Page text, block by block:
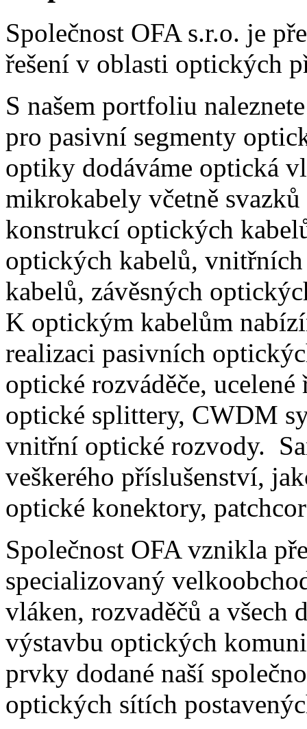
Společnost OFA s.r.o. je
řešení v oblasti optických
S našem portfoliu
pro pasivní segmenty
optiky dodáváme optická
mikrokabely včetně
konstrukcí optických
optických kabelů,
kabelů, závěsných
K optickým kabelům
realizaci pasivních
optické rozváděče,
optické splittery, CWDM
vnitřní optické rozvody.
veškerého příslušenství,
optické konektory,
Společnost OFA vznikla
specializovaný
vláken, rozvaděčů a všech
výstavbu optických
prvky dodané naší
optických sítích